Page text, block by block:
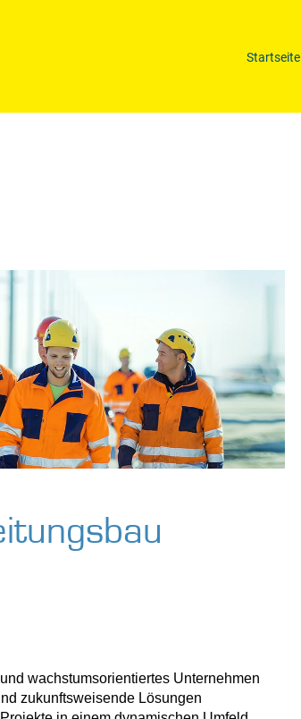
Startseite
wachstumsorientiertes Unternehmen
zukunftsweisende Lösungen